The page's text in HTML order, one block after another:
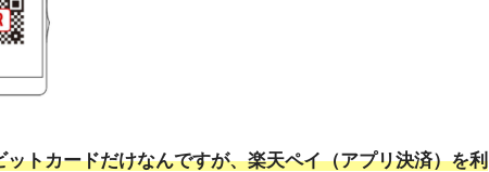
ットカードだけなんですが、楽天ペイ（アプリ決済）を利